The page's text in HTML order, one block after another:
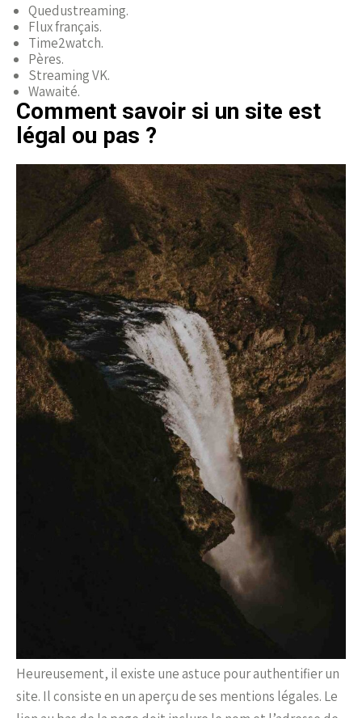
Quedustreaming.
Flux français.
Time2watch.
Pères.
Streaming VK.
Wawaité.
Comment savoir si un site est
légal ou pas ?
Heureusement, il existe une astuce pour authentifier un
site. Il consiste en un aperçu de ses mentions légales. Le